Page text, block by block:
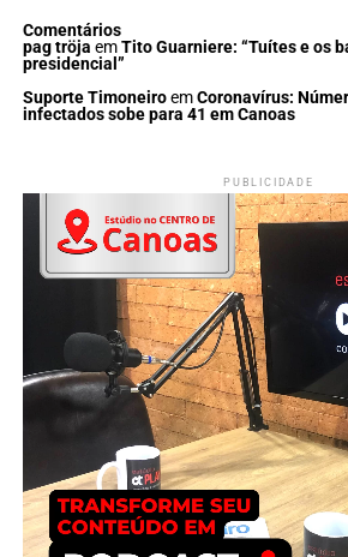
Comentários
pag tröja emTito Guarniere: “Tuítes e os
presidencial”
Suporte TimoneiroemCoronavírus:
infectados sobe para 41 em Canoas
PUBLICIDADE